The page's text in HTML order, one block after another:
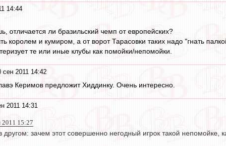
14:44
отличается ли бразильский чемп от европейских?
королем и кумиром, а от ворот Тарасовки таких надо "гнать
те или иные клубы как помойки/непомойки.
сен 2011 14:42
Керимов предложит Хиддинку. Очень интересно.
2011 14:31
2011 15:27
другом: зачем этот совершенно негодный игрок такой непомойке,